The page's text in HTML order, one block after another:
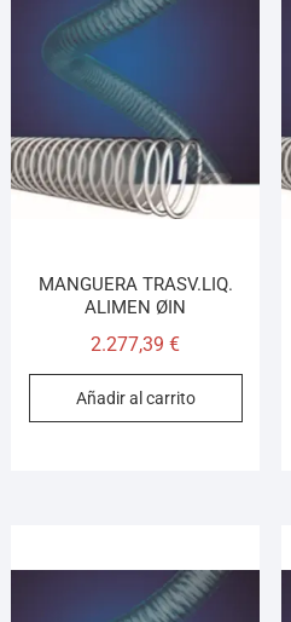
MANGUERA TRASV.LIQ.
ALIMEN ØIN
2.277,39€
Añadir al carrito